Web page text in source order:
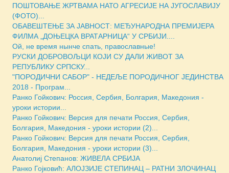
ПОШТОВАЊЕ ЖРТВАМА НАТО АГРЕСИЈЕ НА ЈУГОСЛАВИЈУ
(ФОТО)...
ОБАВЕШТЕЊЕ ЗА ЈАВНОСТ: МЕЂУНАРОДНА ПРЕМИЈЕРА
ФИЛМА „ДОЊЕЦКА ВРАТАРНИЦА“ У СРБИЈИ....
Ой, не время нынче спать, православные!
РУСКИ ДОБРОВОЉЦИ КОЈИ СУ ДАЛИ ЖИВОТ ЗА
РЕПУБЛИКУ СРПСКУ...
"ПОРОДИЧНИ САБОР" - НЕДЕЉE ПОРОДИЧНОГ ЈЕДИНСТВА
2018 - Програм...
Ранко Гойкович: Россия, Сербия, Болгария, Македония -
уроки истории...
Ранко Гойкович: Версия для печати Россия, Сербия,
Болгария, Македония - уроки истории (2)...
Ранко Гойкович: Версия для печати Россия, Сербия,
Болгария, Македония - уроки истории (3)...
Анатолиј Степанов: ЖИВЕЛА СРБИЈА
Ранко Гојковић: АЛОЈЗИЈЕ СТЕПИНАЦ – РАТНИ ЗЛОЧИНАЦ